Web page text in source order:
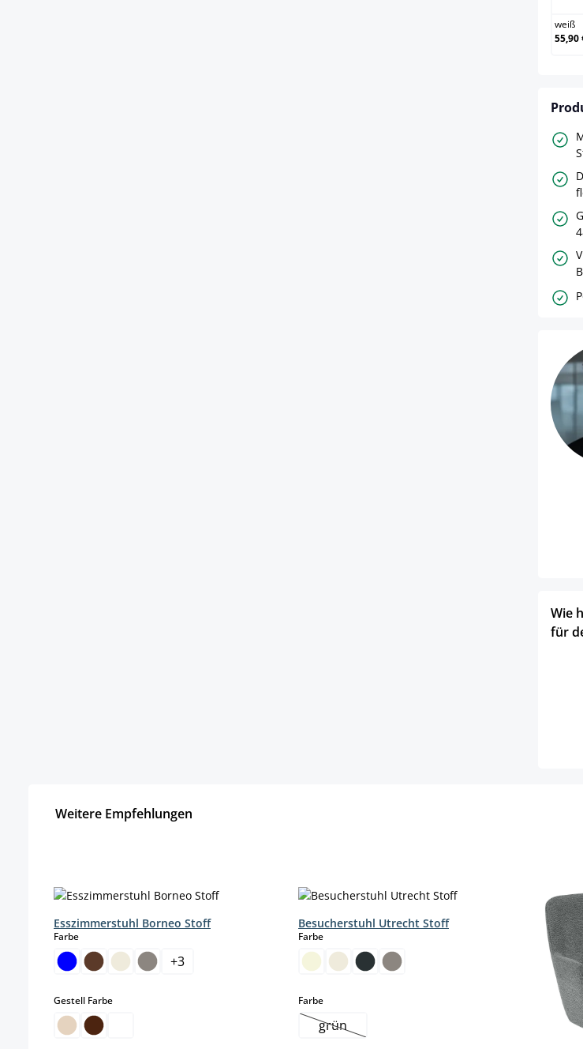
weiß
55,90
Wie
für
Weitere Empfehlungen
Esszimmerstuhl Borneo Stoff
Farbeauswählen
+3
Gestell Farbeauswählen
Besucherstuhl Utrecht Stoff
Farbeauswählen
Farbeauswählen
grün(Diese Option ist zurzeit nicht verfügbar.)